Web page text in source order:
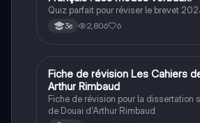
Quiz parfait pour réviser le brevet
3e 2,806 6
Français
Fiche de révision Les Cahiers
Arthur Rimbaud
Fiche de révision pour la dissertation
de Douai d'Arthur Rimbaud